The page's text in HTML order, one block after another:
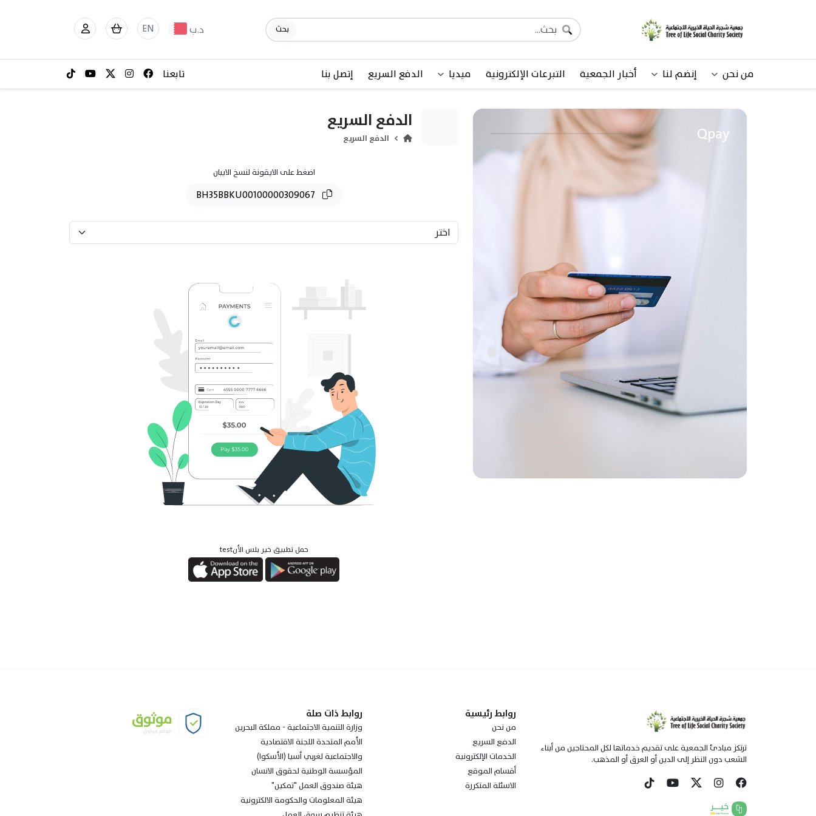
بحث د.ب EN
من نحن إنضم لنا أخبار الجمعية التبرعات الإلكترونية ميديا الدفع السريع إتصل بنا تابعنا
Qpay
الدفع السريع
الدفع السريع
اضغط على الايقونة لنسخ الايبان
حمل تطبيق خير بلس الأنtest
ترتكز مبادئ الجمعية على تقديم خدماتها لكل المحتاجين من أبناء
الشعب دون النظر إلى الدين أو العرق أو المذهب.
روابط رئيسية
من نحن
الدفع السريع
الخدمات الإلكترونية
أقسام الموقع
الاسئلة المتكررة
روابط ذات صلة
وزارة التنمية الاجتماعية - مملكة البحرين
الأمم المتحدة اللجنة الاقتصادية
والاجتماعية لغربي أسيا (الأسكوا)
المؤسسة الوطنية لحقوق الانسان
هيئة صندوق العمل "تمكين"
هيئة المعلومات والحكومة الالكترونية